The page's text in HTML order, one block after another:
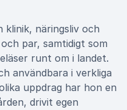
klinik, näringsliv och
par, samtidigt som
runt om i landet.
användbara i verkliga
uppdrag har hon en
drivit egen